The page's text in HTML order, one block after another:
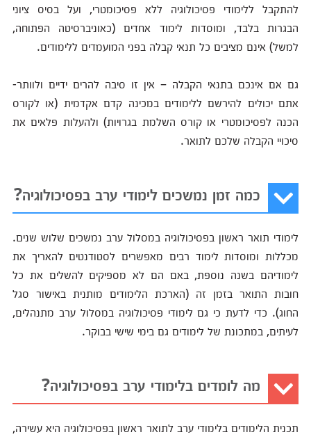
להתקבל ללימודי פסיכולוגיה ללא פסיכומטרי, ועל בסיס ציוני
הבגרות בלבד, ומוסדות לימוד אחדים (כאוניברסיטה הפתוחה,
למשל) אינם מציבים כל תנאי קבלה בפני המועמדים ללימודים.
גם אם אינכם בתנאי הקבלה – אין זו סיבה להרים ידיים ולוותר-
אתם יכולים להירשם ללימודים במכינה קדם אקדמית (או לקורס
הכנה לפסיכומטרי או קורס השלמת בגרויות) ולהעלות פלאים את
סיכויי הקבלה שלכם לתואר.
כמה זמן נמשכים לימודי ערב בפסיכולוגיה?
לימודי תואר ראשון בפסיכולוגיה במסלול ערב נמשכים שלוש שנים.
מכללות ומוסדות לימוד רבים מאפשרים לסטודנטים להאריך את
לימודיהם בשנה נוספת, באם הם לא מספיקים להשלים את כל
חובות התואר בזמן זה (הארכת הלימודים מותנית באישור סגל
החוג). כדי לדעת כי גם לימודי פסיכולוגיה במסלול ערב מתנהלים,
לעיתים, במתכונת של לימודים גם בימי שישי בבוקר.
מה לומדים בלימודי ערב בפסיכולוגיה?
תכנית הלימודים בלימודי ערב לתואר ראשון בפסיכולוגיה היא עשירה,